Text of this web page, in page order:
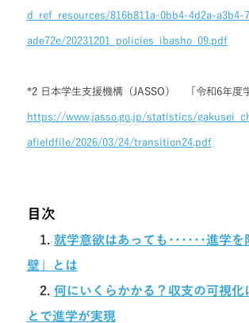
d_ref_resources/816b811a-0bb4-4d2a-a3b4-
ade72e/20231201_policies_ibasho_09.pdf
*2 日本学生支援機構（JASSO） 「令和6年度
https://www.jasso.go.jp/statistics/
afieldfile/2026/03/24/transition24.pdf
目次
1. 就学意欲はあっても･･････進学を
壁」とは
2. 何にいくらかかる？収支の可視化
とで進学が実現